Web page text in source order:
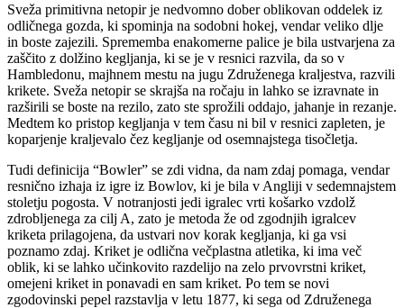
Sveža primitivna netopir je nedvomno dober oblikovan oddelek iz
odličnega gozda, ki spominja na sodobni hokej, vendar veliko dlje
in boste zajezili. Sprememba enakomerne palice je bila ustvarjena za
zaščito z dolžino kegljanja, ki se je v resnici razvila, da so v
Hambledonu, majhnem mestu na jugu Združenega kraljestva, razvili
krikete. Sveža netopir se skrajša na ročaju in lahko se izravnate in
razširili se boste na rezilo, zato ste sprožili oddajo, jahanje in rezanje.
Medtem ko pristop kegljanja v tem času ni bil v resnici zapleten, je
koparjenje kraljevalo čez kegljanje od osemnajstega tisočletja.
Tudi definicija “Bowler” se zdi vidna, da nam zdaj pomaga, vendar
resnično izhaja iz igre iz Bowlov, ki je bila v Angliji v sedemnajstem
stoletju pogosta. V notranjosti jedi igralec vrti košarko vzdolž
zdrobljenega za cilj A, zato je metoda že od zgodnjih igralcev
kriketa prilagojena, da ustvari nov korak kegljanja, ki ga vsi
poznamo zdaj. Kriket je odlična večplastna atletika, ki ima več
oblik, ki se lahko učinkovito razdelijo na zelo prvovrstni kriket,
omejeni kriket in ponavadi en sam kriket. Po tem se novi
zgodovinski pepel razstavlja v letu 1877, ki sega od Združenega